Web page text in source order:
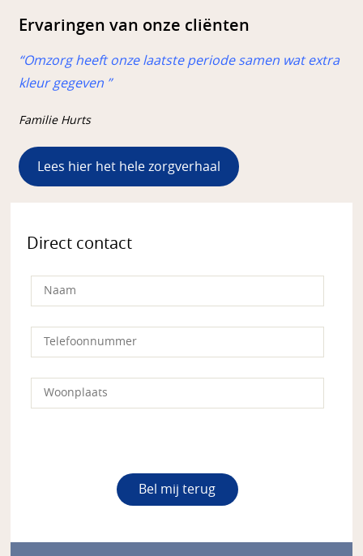
Direct contact
Ervaringen van onze cliënten
“Omzorg heeft onze laatste periode samen wat extra
kleur gegeven ”
Familie Hurts
Lees hier het hele zorgverhaal